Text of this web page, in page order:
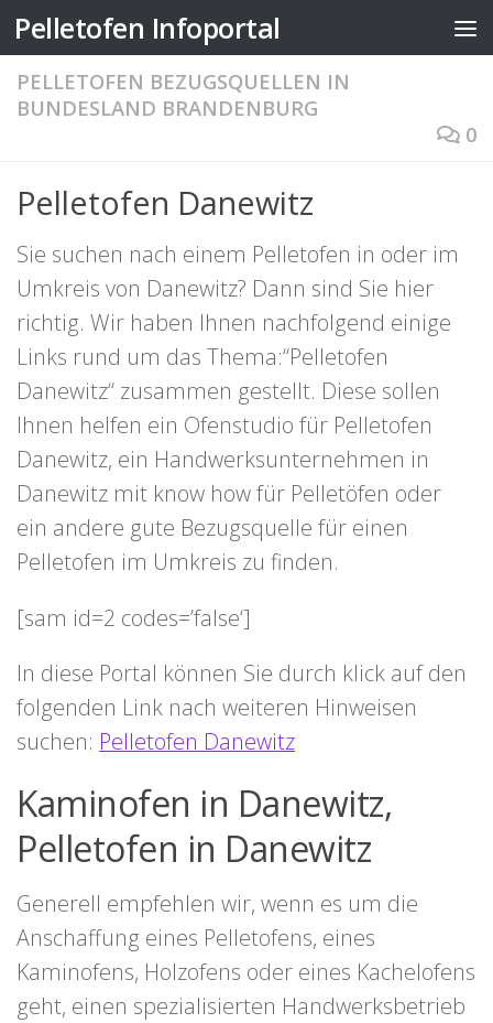
Zum Inhalt springen
Pelletofen Infoportal
PELLETOFEN BEZUGSQUELLEN IN
BUNDESLAND BRANDENBURG
0
Pelletofen Danewitz
Sie suchen nach einem Pelletofen in oder im
Umkreis von Danewitz? Dann sind Sie hier
richtig. Wir haben Ihnen nachfolgend einige
Links rund um das Thema:“Pelletofen
Danewitz“ zusammen gestellt. Diese sollen
Ihnen helfen ein Ofenstudio für Pelletofen
Danewitz, ein Handwerksunternehmen in
Danewitz mit know how für Pelletöfen oder
ein andere gute Bezugsquelle für einen
Pelletofen im Umkreis zu finden.
[sam id=2 codes=’false‘]
In diese Portal können Sie durch klick auf den
folgenden Link nach weiteren Hinweisen
suchen: Pelletofen Danewitz
Kaminofen in Danewitz,
Pelletofen in Danewitz
Generell empfehlen wir, wenn es um die
Anschaffung eines Pelletofens, eines
Kaminofens, Holzofens oder eines Kachelofens
geht, einen spezialisierten Handwerksbetrieb